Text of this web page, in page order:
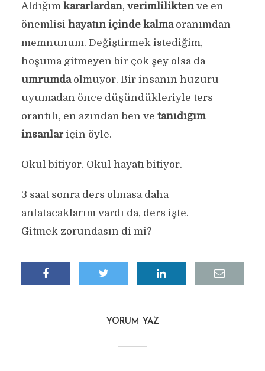
Aldığım kararlardan, verimliliktenve en
önemlisi hayatın içinde kalmaoranımdan
memnunum. Değiştirmek istediğim,
hoşuma gitmeyen bir çok şey olsa da
umrumdaolmuyor. Bir insanın huzuru
uyumadan önce düşündükleriyle ters
orantılı, en azından ben ve tanıdığım
insanlariçin öyle.
Okul bitiyor. Okul hayatı bitiyor.
3 saat sonra ders olmasa daha
anlatacaklarım vardı da, ders işte.
Gitmek zorundasın di mi?
YORUM YAZ